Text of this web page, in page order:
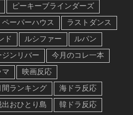
ピーキーブラインダーズ
ペーパーハウス
ラストダンス
ド
ルシファー
ルパン
ジンリバー
今月のコレ一本
マ
映画反応
間ランキング
海ドラ反応
出おひとり島
韓ドラ反応